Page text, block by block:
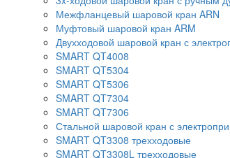
Межфланцевый шаровой кран ARN
Муфтовый шаровой кран ARM
Двухходовой шаровой кран с
SMART QT4008
SMART QT5304
SMART QT5306
SMART QT7304
SMART QT7306
Стальной шаровой кран с
SMART QT3308 трехходовые
SMART QT3308L трехходовые